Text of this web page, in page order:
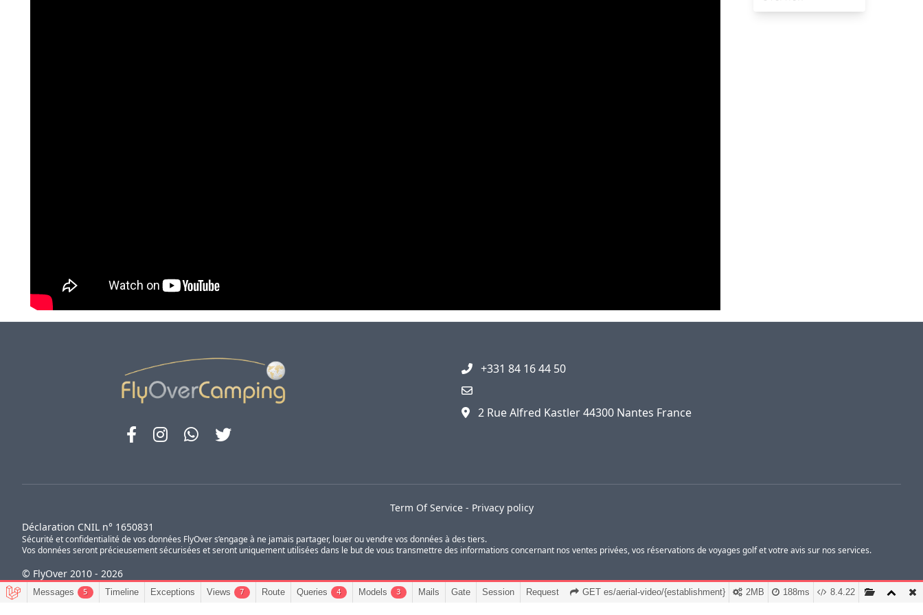
+331 84 16 44 50
2 Rue Alfred Kastler 44300 Nantes France
Term Of Service- Privacy policy
Déclaration CNIL n° 1650831
Sécurité et confidentialité de vos données FlyOver s’engage à ne jamais partager, louer ou vendre vos données à des tiers.
Vos données seront précieusement sécurisées et seront uniquement utilisées dans le but de vous transmettre des informations concernant nos ventes privées, vos réservations de voyages golf et votre avis sur nos services.
© FlyOver 2010 - 2026
Messages 5 Timeline Exceptions Views 7 Route Queries 4 Models 3 Mails Gate Session Request 8.4.22
188ms
2MB
GET es/aerial-video/{establishment}